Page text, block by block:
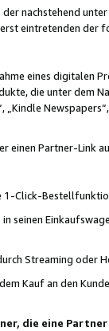
nachstehend
eintretenden der
eines digitalen
die unter dem
„Kindle
Partner-Link
1-Click-
seinen
Streaming oder
Kauf an den
die eine